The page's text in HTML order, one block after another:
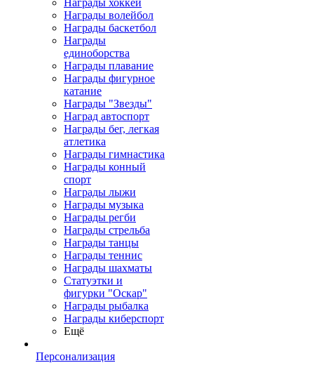
Награды хоккей
Награды волейбол
Награды баскетбол
Награды
единоборства
Награды плавание
Награды фигурное
катание
Награды "Звезды"
Наград автоспорт
Награды бег, легкая
атлетика
Награды гимнастика
Награды конный
спорт
Награды лыжи
Награды музыка
Награды регби
Награды стрельба
Награды танцы
Награды теннис
Награды шахматы
Статуэтки и
фигурки "Оскар"
Награды рыбалка
Награды киберспорт
Ещё
Персонализация